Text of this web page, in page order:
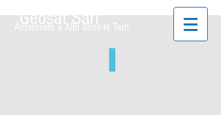
Geosat Sarl
Antenniste à Albi dans le Tarn